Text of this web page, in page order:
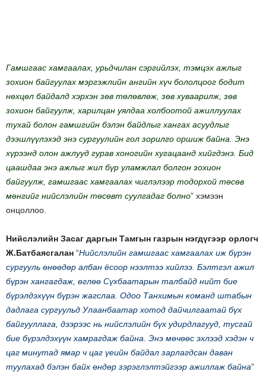
Гамшгаас хамгаалах, урьдчилан сэргийлэх, тэмцэх ажлыг
зохион байгуулах мэргэжлийн ангийн хүч бололцоог бодит
нөхцөл байдалд хэрхэн зөв төлөвлөж, зөв хуваарилж, зөв
зохион байгуулж, харилцан уялдаа холбоотой ажиллуулах
тухай болон гамшгийн бэлэн байдлыг хангах асуудлыг
дээшлүүлэхэд энэ сургуулийн гол зорилго оршиж байна. Энэ
хүрээнд олон ажлууд гурав хоногийн хугацаанд хийгдэнэ. Бид
цаашдаа энэ ажлыг жил бүр уламжлал болгон зохион
байгуулж, гамшгаас хамгаалах чиглэлээр тодорхой төсөв
мөнгийг нийслэлийн төсөвт суулгадаг болно” хэмээн
онцоллоо.
Нийслэлийн Засаг даргын Тамгын газрын нэгдүгээр орлогч
Ж.Батбаясгалан “Нийслэлийн гамшгаас хамгаалах иж бүрэн
сургууль өнөөдөр албан ёсоор нээлтээ хийлээ. Бэлтгэл ажил
бүрэн хангагдаж, өглөө Сүхбаатарын талбайд нийт бие
бүрэлдэхүүн бүрэн жагслаа. Одоо Танхимын команд штабын
дадлага сургуульд Улаанбаатар хотод дайчилгаатай бүх
байгууллага, дээрээс нь нийслэлийн бүх удирдлагууд, тусгай
бие бүрэлдэхүүн хамрагдаж байна. Энэ мөчөөс эхлээд хэдэн ч
цаг минутад ямар ч цаг үеийн байдал зарлагдсан даван
туулахад бэлэн байх өндөр зэрэглэлтэйгээр ажиллаж байна”